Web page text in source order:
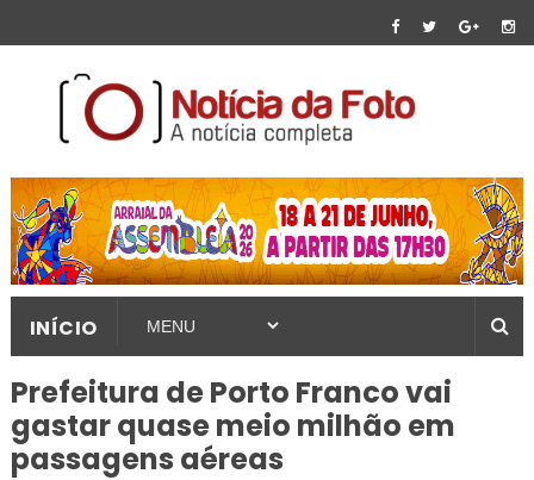
INÍCIO
Prefeitura de Porto Franco vai
gastar quase meio milhão em
passagens aéreas